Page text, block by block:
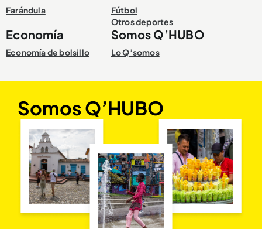
Farándula
Fútbol
Otros deportes
Economía
Economía de bolsillo
Somos Q’HUBO
Lo Q’somos
Somos Q’HUBO